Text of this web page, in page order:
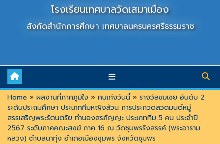
โรงเรียนเทศบาลวัดเสมาเมือง
สังกัดสำนักการศึกษา เทศบาลนครนครศรีธรรมราช
Home » ผลงานที่ภาคภูมิใจ » คนเก่งวันนี้» รางวัลชมเชย อันดับ 2
ระดับประถมศึกษา ประเภททีมหญิงล้วน การประกวดสวดมนต์หมู่
สรรเสริญพระรัตนตรัย ทำนองสรภัญญะ ประเภททีม 5 คน ประจำปี
2567 ระดับภาคคณะสงฆ์ ภาค 16 ณ วัดชุมพรรังสรรค์ (พระอาราม
หลวง) ตำบลนาทุ่ง อำเภอเมืองชุมพร จังหวัดชุมพร